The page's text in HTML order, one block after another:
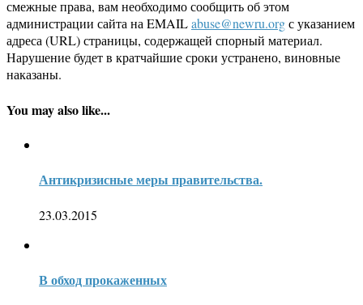
смежные права, вам необходимо сообщить об этом
администрации сайта на EMAILabuse@newru.orgс указанием
адреса (URL) страницы, содержащей спорный материал.
Нарушение будет в кратчайшие сроки устранено, виновные
наказаны.
You may also like...
Антикризисные меры правительства.
23.03.2015
В обход прокаженных